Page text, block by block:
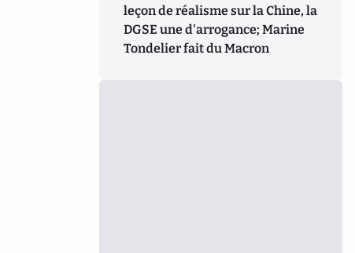
leçon de réalisme sur la Chine, la
DGSE une d'arrogance; Marine
Tondelier fait du Macron